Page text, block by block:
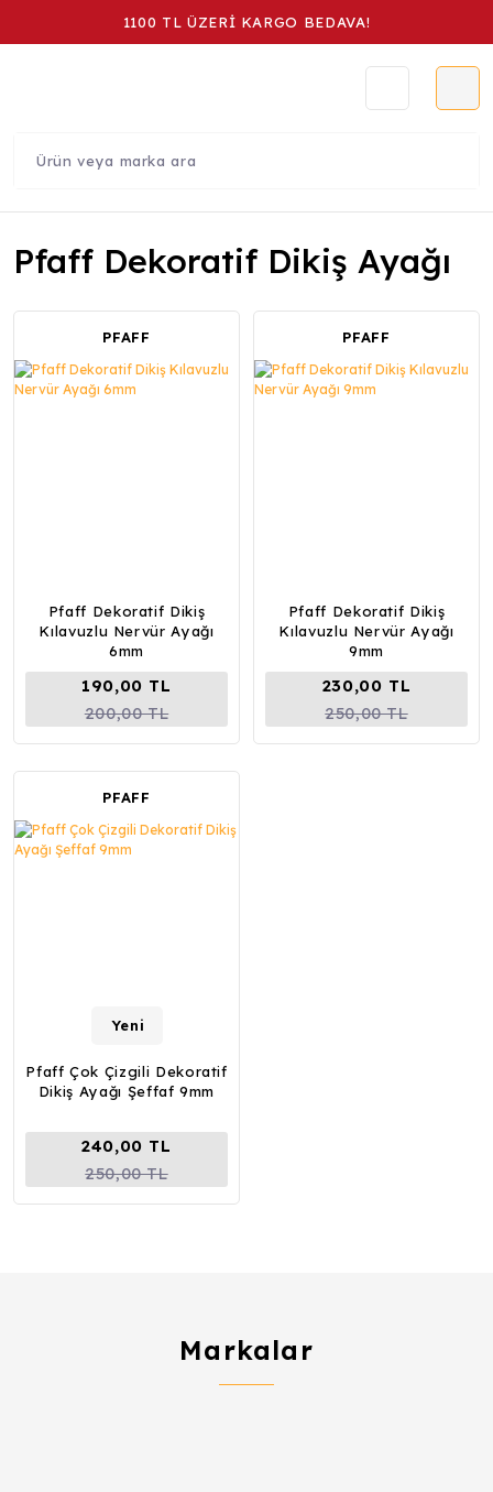
1100 TL ÜZERİ KARGO BEDAVA!
Pfaff Dekoratif Dikiş Ayağı
PFAFF
Pfaff Dekoratif Dikiş
Kılavuzlu Nervür Ayağı
6mm
190,00 TL
200,00 TL
PFAFF
Pfaff Dekoratif Dikiş
Kılavuzlu Nervür Ayağı
9mm
230,00 TL
250,00 TL
PFAFF
Yeni
Pfaff Çok Çizgili Dekoratif
Dikiş Ayağı Şeffaf 9mm
240,00 TL
250,00 TL
Markalar